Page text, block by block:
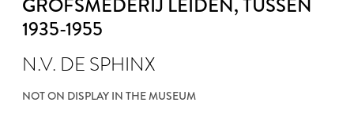
1935-1955
N.V. DE SPHINX
NOT ON DISPLAY IN THE MUSEUM